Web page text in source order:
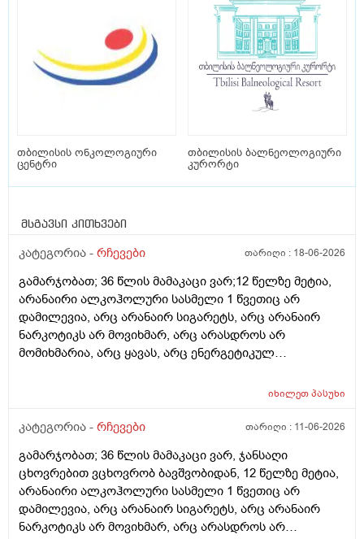
თბილისის ონკოლოგიური
ცენტრი
თბილისის ბალნეოლოგიური
კურორტი
მსგავსი კითხვები
კატეგორია - რჩევები თარიღი : 18-06-2026
გამარჯობათ; 36 წლის მამაკაცი ვარ;12 წელზე მეტია,
არანაირი ალკოჰოლური სასმელი 1 წვეთიც არ
დამილევია, არც არანაირ სიგარეტს, არც არანაირ
ნარკოტიკს არ მოვიხმარ, არც არასდროს არ
მომიხმარია, არც ყავას, არც ენერგეტიკულ
ვეკარები, ბევრ ხილ-ბოსტნეულს ვჭამ, მათ შორის
ვჭამ (შეძლებისდაგვარად ჯანსაღ საჭმელებს),
საშუალოდ 2 ლიტრ წყალს ვსვამ, ხანდახან სხვადასხვა
მინერალურ წყალსაც, ფეხით ბევრს დავდივარ, როცა
დრო მაქვს, სხვა ვარჯიშებსაც ვაკეთებ, არ მაწუხებს
არანაირი დაავადება, საერთოდ არაფერი არ მაწუხებს
არც სხეულის შიგნით, არც გარეთ (ჯერ არაფერი არ
იხილეთპასუხი
კატეგორია - რჩევები თარიღი : 11-06-2026
გამარჯობათ; 36 წლის მამაკაცი ვარ, ჯანსაღი
ცხოვრებით ვცხოვრობ ბავშვობიდან, 12 წელზე მეტია,
არანაირი ალკოჰოლური სასმელი 1 წვეთიც არ
დამილევია, არც არანაირ სიგარეტს, არც არანაირ
ნარკოტიკს არ მოვიხმარ, არც არასდროს არ